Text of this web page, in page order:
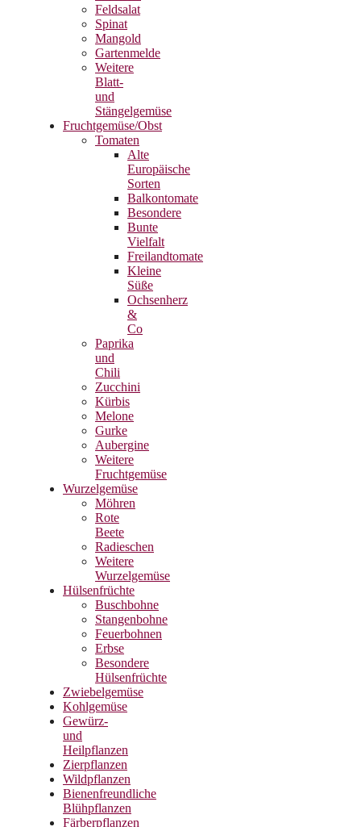
Feldsalat
Spinat
Mangold
Gartenmelde
Weitere
Blatt-
und
Stängelgemüse
Fruchtgemüse/Obst
Tomaten
Alte
Europäische
Sorten
Balkontomate
Besondere
Bunte
Vielfalt
Freilandtomate
Kleine
Süße
Ochsenherz
&
Co
Paprika
und
Chili
Zucchini
Kürbis
Melone
Gurke
Aubergine
Weitere
Fruchtgemüse
Wurzelgemüse
Möhren
Rote
Beete
Radieschen
Weitere
Wurzelgemüse
Hülsenfrüchte
Buschbohne
Stangenbohne
Feuerbohnen
Erbse
Besondere
Hülsenfrüchte
Zwiebelgemüse
Kohlgemüse
Gewürz-
und
Heilpflanzen
Zierpflanzen
Wildpflanzen
Bienenfreundliche
Blühpflanzen
Färberpflanzen